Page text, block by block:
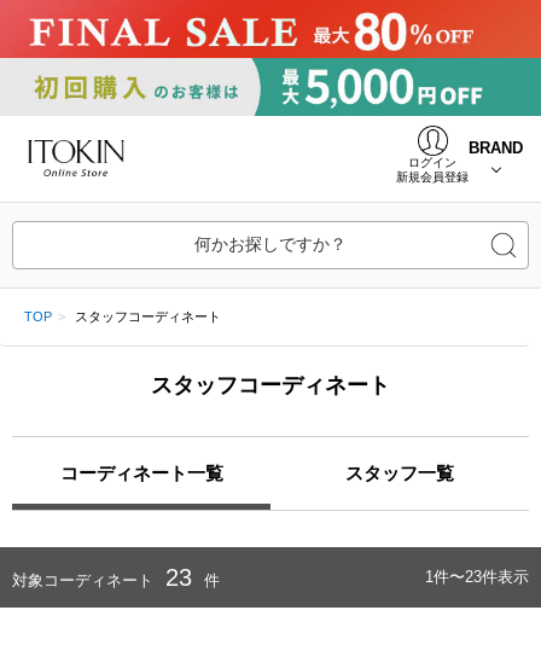
ログイン
新規会員登録
BRAND
何かお探しですか？
TOP スタッフコーディネート
スタッフコーディネート
コーディネート一覧 スタッフ一覧
対象コーディネート 23 件 1件〜23件表示